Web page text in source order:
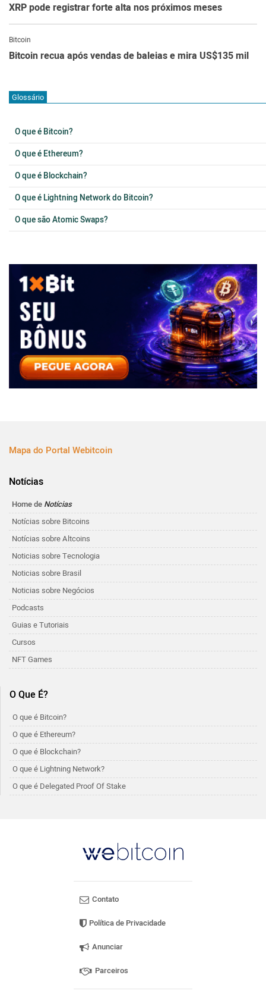
XRP pode registrar forte alta nos próximos meses
Bitcoin
Bitcoin recua após vendas de baleias e mira US$135 mil
Glossário
O que é Bitcoin?
O que é Ethereum?
O que é Blockchain?
O que é Lightning Network do Bitcoin?
O que são Atomic Swaps?
Mapa do Portal Webitcoin
Notícias
Home de Notícias
Notícias sobre Bitcoins
Notícias sobre Altcoins
Noticias sobre Tecnologia
Noticias sobre Brasil
Noticias sobre Negócios
Podcasts
Guias e Tutoriais
Cursos
NFT Games
O Que É?
O que é Bitcoin?
O que é Ethereum?
O que é Blockchain?
O que é Lightning Network?
O que é Delegated Proof Of Stake
Contato
Política de Privacidade
Anunciar
Parceiros